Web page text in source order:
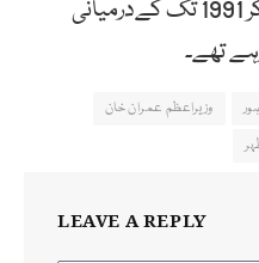
میاں محمد اظہر 1987 سے لے کر 1991 تک کےدرمیانی
تھے۔
وزیراعظم عمران خان
LEAVE A REPLY